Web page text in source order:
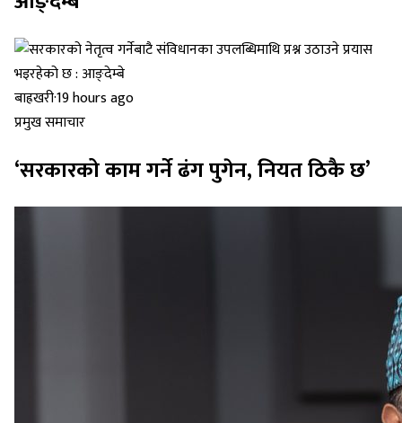
बाह्रखरी·19 hours ago
प्रमुख समाचार
‘सरकारको काम गर्ने ढंग पुगेन, नियत ठिकै छ’